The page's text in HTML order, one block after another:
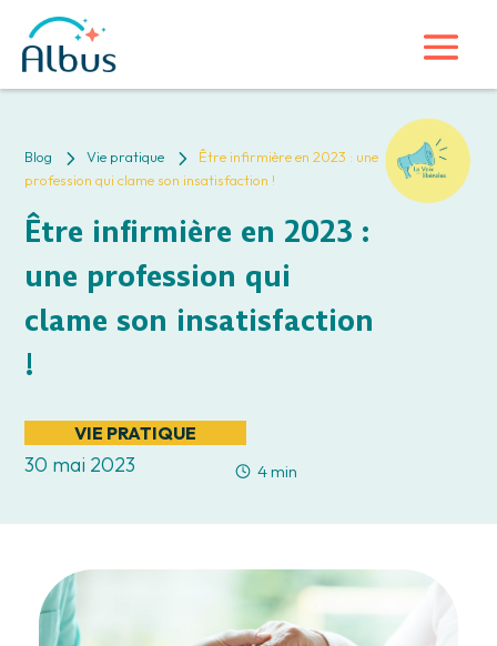
Blog 5 Vie pratique 5
Être infirmière en 2023 : une
profession qui clame son insatisfaction !
Être infirmière en 2023 :
une profession qui
clame son insatisfaction
!
VIE PRATIQUE
30 mai 2023 4 min